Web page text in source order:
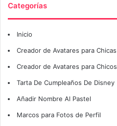
Categorías
Inicio
Creador de Avatares para Chicas
Creador de Avatares para Chicos
Tarta De Cumpleaños De Disney
Añadir Nombre Al Pastel
Marcos para Fotos de Perfil